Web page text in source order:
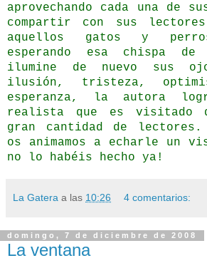
aprovechando cada una de
compartir con sus
aquellos gatos y
esperando esa chispa de
ilumine de nuevo sus
ilusión, tristeza,
esperanza, la autora
realista que es visitado
gran cantidad de lectores.
os animamos a echarle un
no lo habéis hecho ya!
La Gatera a las 10:26 4 comentarios:
domingo, 7 de diciembre de 2008
La ventana